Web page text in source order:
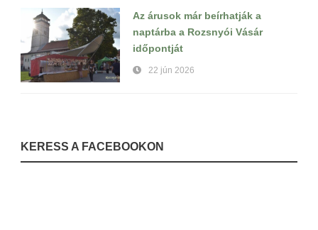
Az árusok már beírhatják a
naptárba a Rozsnyói Vásár
időpontját
22 jún 2026
KERESS A FACEBOOKON